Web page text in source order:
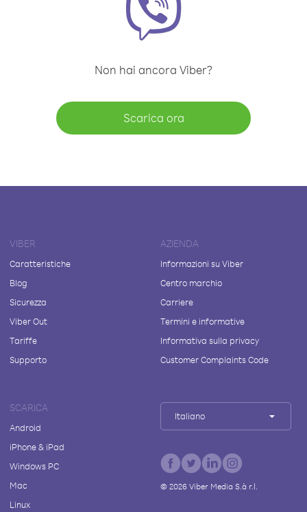
Non hai ancora Viber?
Scarica ora
VIBER
Caratteristiche
Blog
Sicurezza
Viber Out
Tariffe
Supporto
AZIENDA
Informazioni su Viber
Centro marchio
Carriere
Termini e informative
Informativa sulla privacy
Customer Complaints Code
SCARICA
Android
iPhone & iPad
Windows PC
Mac
Linux
Italiano
© 2026Viber Media S.à r.l.